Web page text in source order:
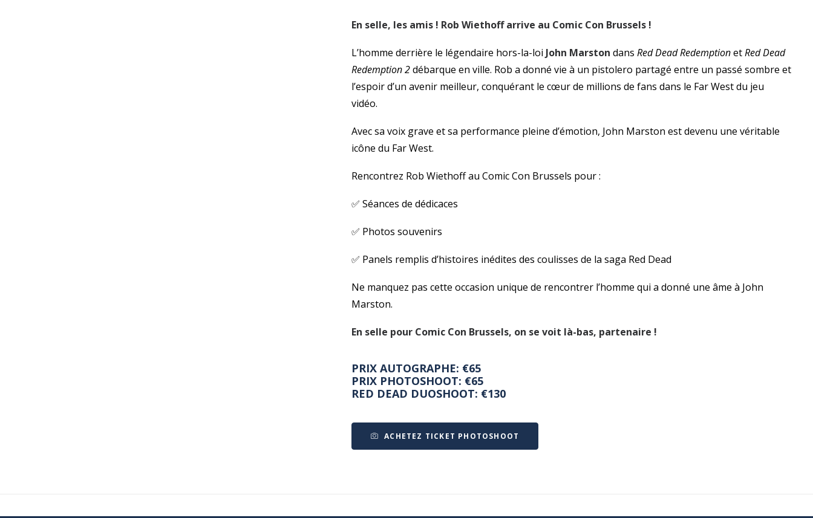
En selle, les amis ! Rob Wiethoff arrive au Comic Con Brussels !
L’homme derrière le légendaire hors-la-loi John Marston dans Red Dead RedemptionetRed Dead
Redemption 2débarque en ville. Rob a donné vie à un pistolero partagé entre un passé sombre et
l’espoir d’un avenir meilleur, conquérant le cœur de millions de fans dans le Far West du jeu
vidéo.
Avec sa voix grave et sa performance pleine d’émotion, John Marston est devenu une véritable
icône du Far West.
Rencontrez Rob Wiethoff au Comic Con Brussels pour :
✅ Séances de dédicaces
✅ Photos souvenirs
✅ Panels remplis d’histoires inédites des coulisses de la saga Red Dead
Ne manquez pas cette occasion unique de rencontrer l’homme qui a donné une âme à John
Marston.
En selle pour Comic Con Brussels, on se voit là-bas, partenaire !
PRIX AUTOGRAPHE: €65
PRIX PHOTOSHOOT: €65
RED DEAD DUOSHOOT: €130
ACHETEZ TICKET PHOTOSHOOT